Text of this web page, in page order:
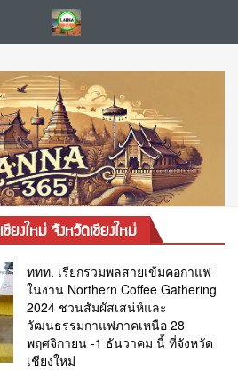
งใหม่ จังหวัดเชียงใหม่
ททท. เรียกรวมพลสายเข้มคอกาแฟ
ในงาน Northern Coffee Gathering
2024 ชวนสัมผัสเสน่ห์และ
วัฒนธรรมกาแฟภาคเหนือ 28
พฤศจิกายน -1 ธันวาคม นี้ ที่จังหวัด
เชียงใหม่